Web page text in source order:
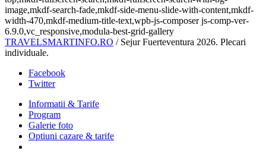
image,mkdf-search-fade,mkdf-side-menu-slide-with-content,mkdf-
width-470,mkdf-medium-title-text,wpb-js-composer js-comp-ver-
6.9.0,vc_responsive,modula-best-grid-gallery
TRAVELSMARTINFO.RO / Sejur Fuerteventura 2026. Plecari
individuale.
Facebook
Twitter
Informatii & Tarife
Program
Galerie foto
Optiuni cazare & tarife